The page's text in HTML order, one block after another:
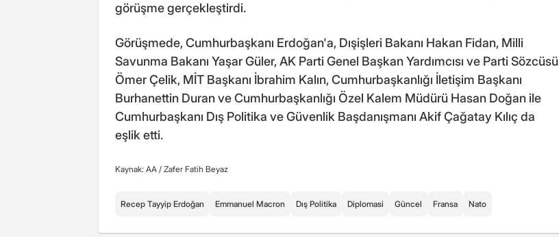
görüşme gerçekleştirdi.
Görüşmede, Cumhurbaşkanı Erdoğan'a, Dışişleri Bakanı Hakan Fidan, Milli
Savunma Bakanı Yaşar Güler, AK Parti Genel Başkan Yardımcısı ve Parti Sözcüsü
Ömer Çelik, MİT Başkanı İbrahim Kalın, Cumhurbaşkanlığı İletişim Başkanı
Burhanettin Duran ve Cumhurbaşkanlığı Özel Kalem Müdürü Hasan Doğan ile
Cumhurbaşkanı Dış Politika ve Güvenlik Başdanışmanı Akif Çağatay Kılıç da
eşlik etti.
Kaynak: AA / Zafer Fatih Beyaz
Recep Tayyip Erdoğan Emmanuel Macron Dış Politika Diplomasi Güncel Fransa Nato